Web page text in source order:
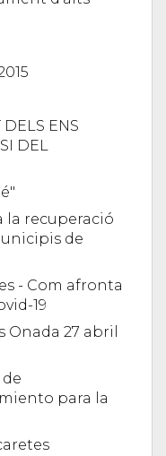
DELS ENS
DEL
la recuperació
de
- Com afronta
19
Onada 27 abril
para la